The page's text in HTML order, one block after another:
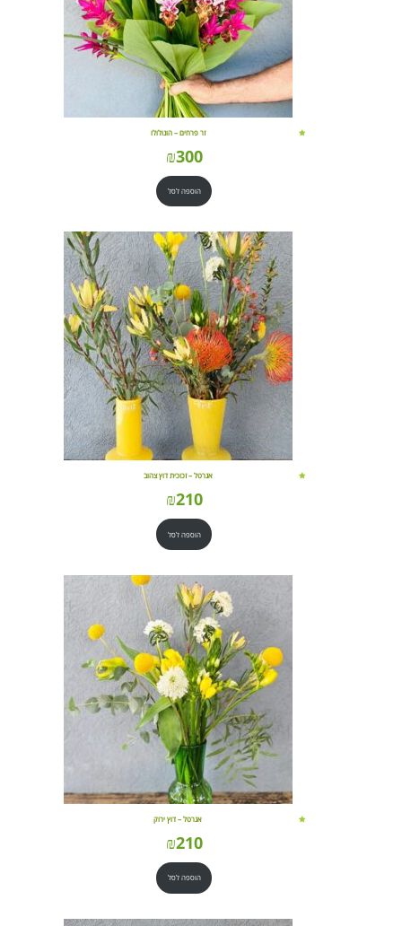
זר פרחים – הונולולו
₪300
הוספה לסל
אגרטל – זכוכית דוץ צהוב
₪210
הוספה לסל
אגרטל – דוץ ירוק
₪210
הוספה לסל